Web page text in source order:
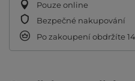
Pouze online
Bezpečné nakupování
Po zakoupení obdržíte